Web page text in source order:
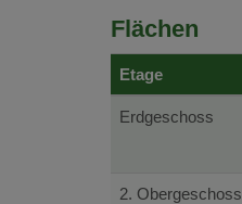
Flächen
Etage
Erdgeschoss
2. Obergeschoss